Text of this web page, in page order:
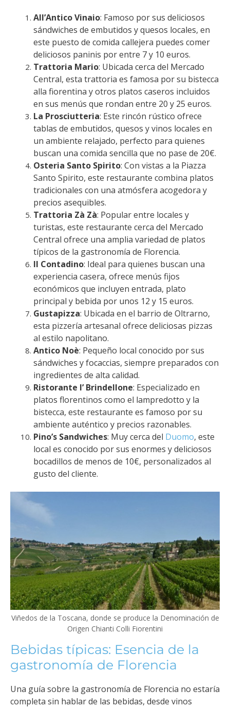
All’Antico Vinaio: Famoso por sus deliciosos
sándwiches de embutidos y quesos locales, en
este puesto de comida callejera puedes comer
deliciosos paninis por entre 7 y 10 euros.
Trattoria Mario: Ubicada cerca del Mercado
Central, esta trattoria es famosa por su bistecca
alla fiorentina y otros platos caseros incluidos
en sus menús que rondan entre 20 y 25 euros.
La Prosciutteria: Este rincón rústico ofrece
tablas de embutidos, quesos y vinos locales en
un ambiente relajado, perfecto para quienes
buscan una comida sencilla que no pase de 20€.​
Osteria Santo Spirito: Con vistas a la Piazza
Santo Spirito, este restaurante combina platos
tradicionales con una atmósfera acogedora y
precios asequibles.
Trattoria Zà Zà: Popular entre locales y
turistas, este restaurante cerca del Mercado
Central ofrece una amplia variedad de platos
típicos de la gastronomía de Florencia.
Il Contadino: Ideal para quienes buscan una
experiencia casera, ofrece menús fijos
económicos que incluyen entrada, plato
principal y bebida por unos 12 y 15 euros.
Gustapizza: Ubicada en el barrio de Oltrarno,
esta pizzería artesanal ofrece deliciosas pizzas
al estilo napolitano.
Antico Noè: Pequeño local conocido por sus
sándwiches y focaccias, siempre preparados con
ingredientes de alta calidad.
Ristorante I’ Brindellone: Especializado en
platos florentinos como el lampredotto y la
bistecca, este restaurante es famoso por su
ambiente auténtico y precios razonables.
Pino’s Sandwiches: Muy cerca del Duomo, este
local es conocido por sus enormes y deliciosos
bocadillos de menos de 10€, personalizados al
gusto del cliente.
Viñedos de la Toscana, donde se produce la Denominación de
Origen Chianti Colli Fiorentini
Bebidas típicas: Esencia de la
gastronomía de Florencia
Una guía sobre la gastronomía de Florencia no estaría
completa sin hablar de las bebidas, desde vinos